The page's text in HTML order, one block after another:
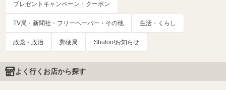
プレゼントキャンペーン・クーポン
TV局・新聞社・フリーペーパー・その他 生活・くらし
政党・政治 郵便局 Shufoo!お知らせ
よく行くお店から探す